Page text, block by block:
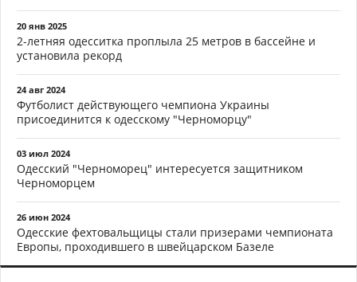
20 янв 2025
2-летняя одесситка проплыла 25 метров в бассейне и
установила рекорд
24 авг 2024
Футболист действующего чемпиона Украины
присоединится к одесскому "Черноморцу"
03 июл 2024
Одесский "Черноморец" интересуется защитником
Черноморцем
26 июн 2024
Одесские фехтовальщицы стали призерами чемпионата
Европы, проходившего в швейцарском Базеле